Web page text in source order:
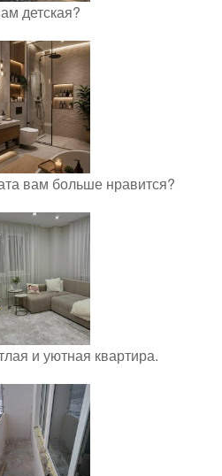
детская?
вам больше нравится?
и уютная квартира.